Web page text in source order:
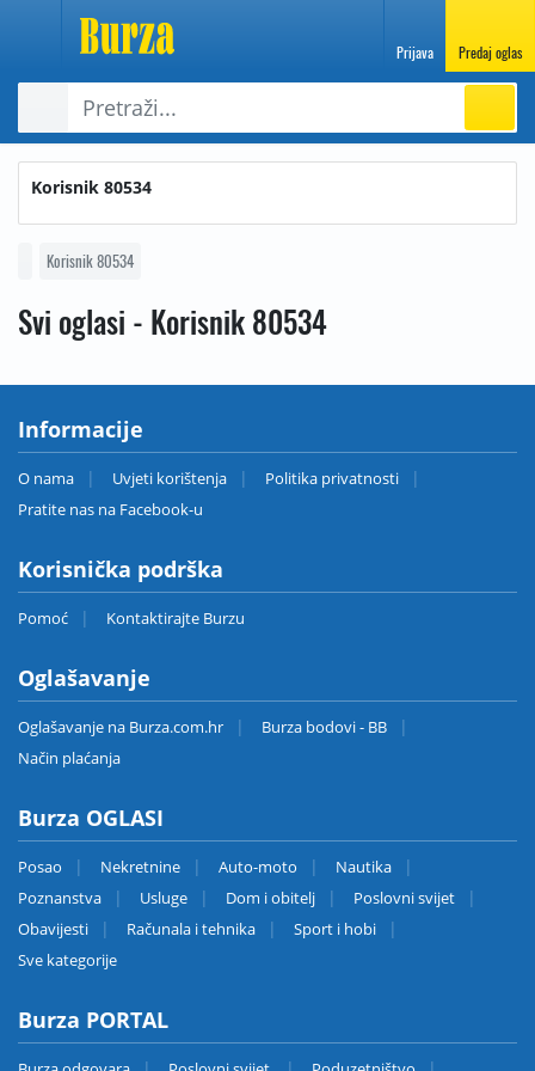
Prijava Predaj oglas
Korisnik 80534
Korisnik 80534
Svi oglasi - Korisnik 80534
Informacije
O nama Uvjeti korištenja
Politika privatnosti
Pratite nas na Facebook-u
Korisnička podrška
Pomoć Kontaktirajte Burzu
Oglašavanje
Oglašavanje na Burza.com.hr
Burza bodovi - BB
Način plaćanja
Burza OGLASI
Posao Nekretnine Auto-moto
Nautika
Poznanstva
Usluge Dom i obitelj
Poslovni svijet
Obavijesti
Računala i tehnika
Sport i hobi
Sve kategorije
Burza PORTAL